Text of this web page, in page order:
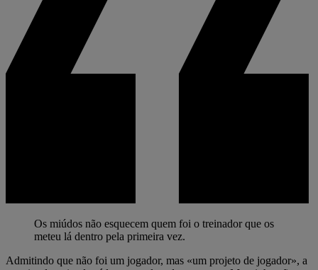
Os miúdos não esquecem quem foi o treinador que os
meteu lá dentro pela primeira vez.
Admitindo que não foi um jogador, mas «um projeto de jogador», a